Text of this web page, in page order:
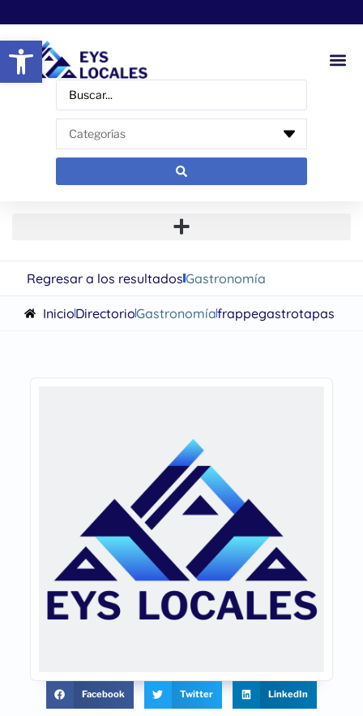
Abrir barra de herramientas
Regresar a los resultadosGastronomía
InicioDirectorioGastronomíafrappegastrotapas
Facebook Twitter LinkedIn